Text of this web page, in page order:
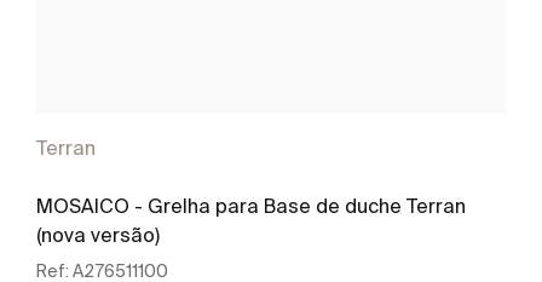
Terran
MOSAICO - Grelha para Base de duche Terran
(nova versão)
Ref: A276511100